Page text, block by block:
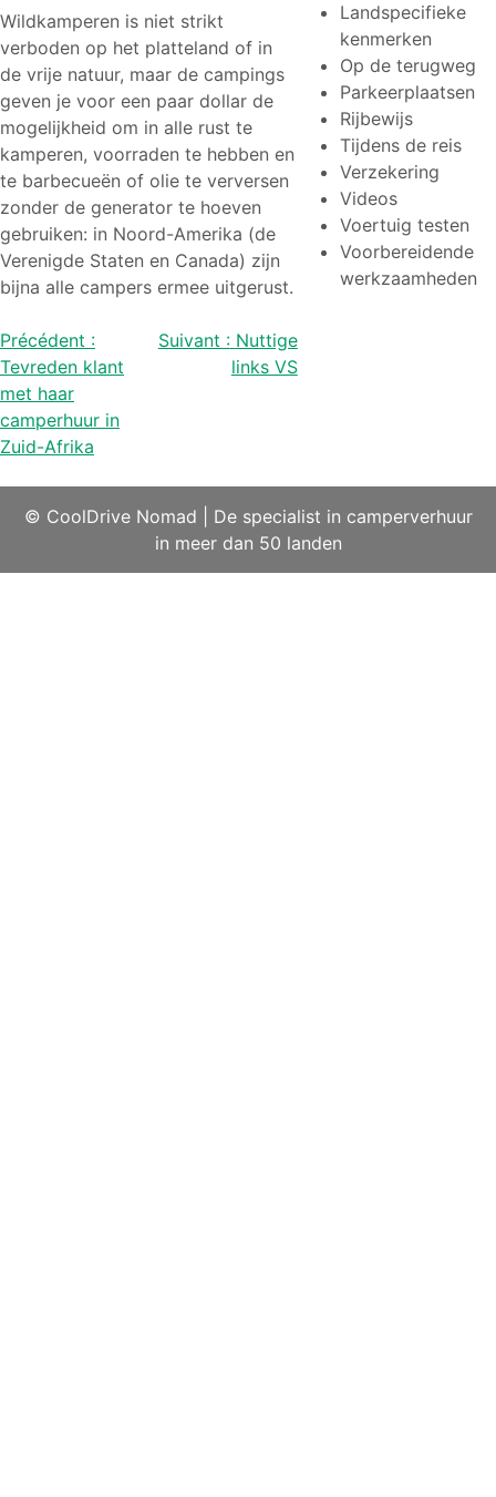
Wildkamperen is niet strikt
verboden op het platteland of in
de vrije natuur, maar de campings
geven je voor een paar dollar de
mogelijkheid om in alle rust te
kamperen, voorraden te hebben en
te barbecueën of olie te verversen
zonder de generator te hoeven
gebruiken: in Noord-Amerika (de
Verenigde Staten en Canada) zijn
bijna alle campers ermee uitgerust.
Bericht
navigatie
Précédent :
Tevreden klant
met haar
camperhuur in
Zuid-Afrika
Suivant : Nuttige
links VS
Landspecifieke
kenmerken
Op de terugweg
Parkeerplaatsen
Rijbewijs
Tijdens de reis
Verzekering
Videos
Voertuig testen
Voorbereidende
werkzaamheden
© CoolDrive Nomad
De specialist in camperverhuur
in meer dan 50 landen